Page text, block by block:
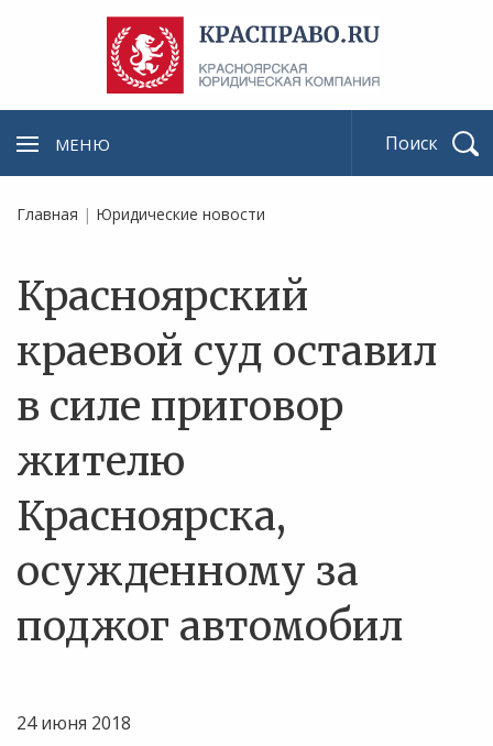
МЕНЮ
Главная | Юридические новости
Красноярский
краевой суд оставил
в силе приговор
жителю
Красноярска,
осужденному за
поджог автомобил
24 июня 2018